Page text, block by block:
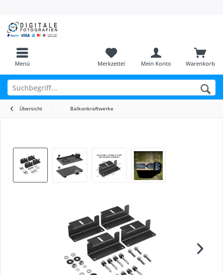
Menü Warenkorb
Merkzettel Mein Konto
Übersicht Balkonkraftwerke